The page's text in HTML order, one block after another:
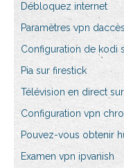
Débloquez internet
Paramètres vpn
Configuration de kodi
Pia sur firestick
Télévision en direct
Configuration vpn
Pouvez-vous obtenir
Examen vpn ipvanish